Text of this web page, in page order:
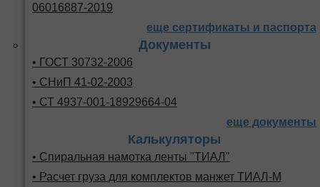
06016887-2019
еще сертификаты и паспорта
Документы
• ГОСТ 30732-2006
• СНиП 41-02-2003
• СТ 4937-001-18929664-04
еще документы
Калькуляторы
• Спиральная намотка ленты "ТИАЛ"
• Расчет груза для комплектов манжет ТИАЛ-М